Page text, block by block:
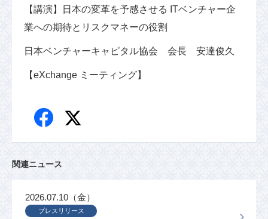
【講演】日本の変革を予感させる ITベンチャー企
業への期待とリスクマネーの役割
日本ベンチャーキャピタル協会 会長 安達俊久
【eXchange ミーティング】
関連ニュース
プレスリリース
2026.07.10（金）